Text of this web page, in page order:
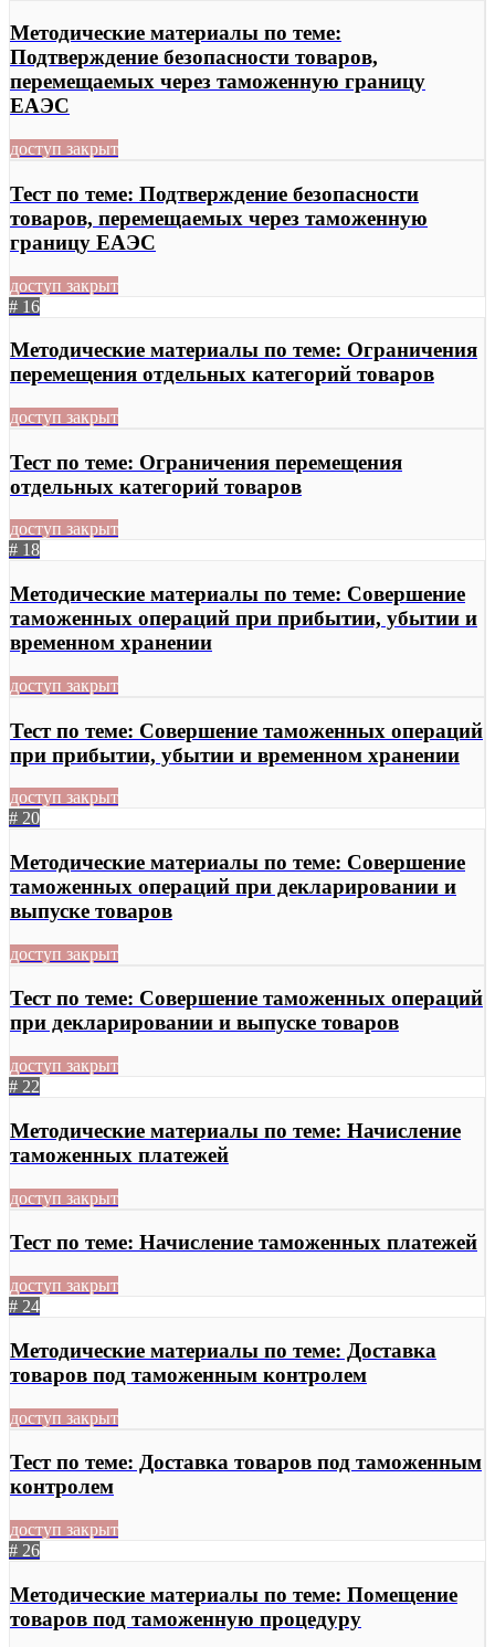
Методические материалы по теме:
Подтверждение безопасности товаров,
перемещаемых через таможенную границу
ЕАЭС
доступ закрыт
Тест по теме: Подтверждение безопасности
товаров, перемещаемых через таможенную
границу ЕАЭС
доступ закрыт
# 16
Методические материалы по теме: Ограничения
перемещения отдельных категорий товаров
доступ закрыт
Тест по теме: Ограничения перемещения
отдельных категорий товаров
доступ закрыт
# 18
Методические материалы по теме: Совершение
таможенных операций при прибытии, убытии и
временном хранении
доступ закрыт
Тест по теме: Совершение таможенных операций
при прибытии, убытии и временном хранении
доступ закрыт
# 20
Методические материалы по теме: Совершение
таможенных операций при декларировании и
выпуске товаров
доступ закрыт
Тест по теме: Совершение таможенных операций
при декларировании и выпуске товаров
доступ закрыт
# 22
Методические материалы по теме: Начисление
таможенных платежей
доступ закрыт
Тест по теме: Начисление таможенных платежей
доступ закрыт
# 24
Методические материалы по теме: Доставка
товаров под таможенным контролем
доступ закрыт
Тест по теме: Доставка товаров под таможенным
контролем
доступ закрыт
# 26
Методические материалы по теме: Помещение
товаров под таможенную процедуру